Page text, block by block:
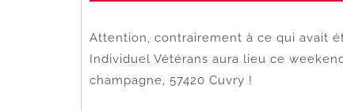
Attention, contrairement à ce qui avait
Individuel Vétérans aura lieu ce
champagne, 57420 Cuvry !